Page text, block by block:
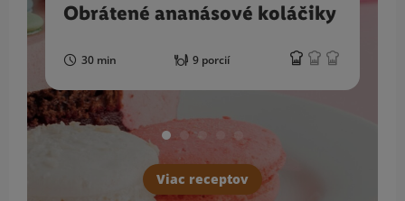
Obrátené ananásové koláčiky
30 min 9 porcií
Viac receptov